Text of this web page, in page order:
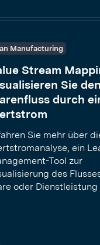
Manufacturing
Stream
Sie
durch
Sie mehr über
ein
Tool zur
des
oder Dienstleistung